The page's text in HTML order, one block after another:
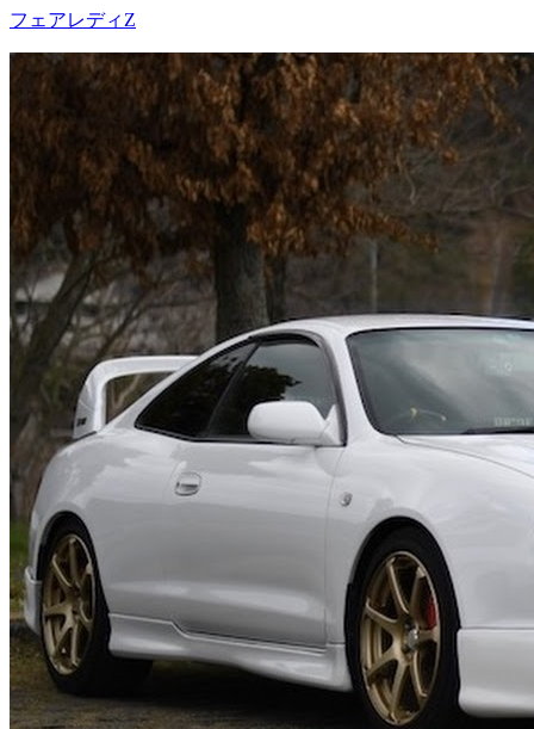
フェアレディZ